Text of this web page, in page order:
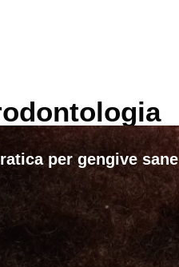
per gengive sane